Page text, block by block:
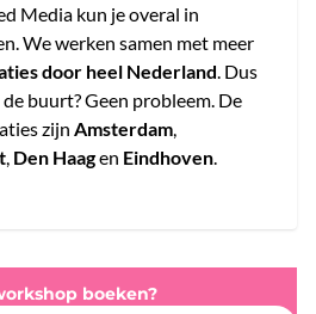
Media kun je overal in
We werken samen met meer
door heel Nederland. Dus
buurt? Geen probleem. De
zijn Amsterdam,
, Den Haagen Eindhoven.
boeken?